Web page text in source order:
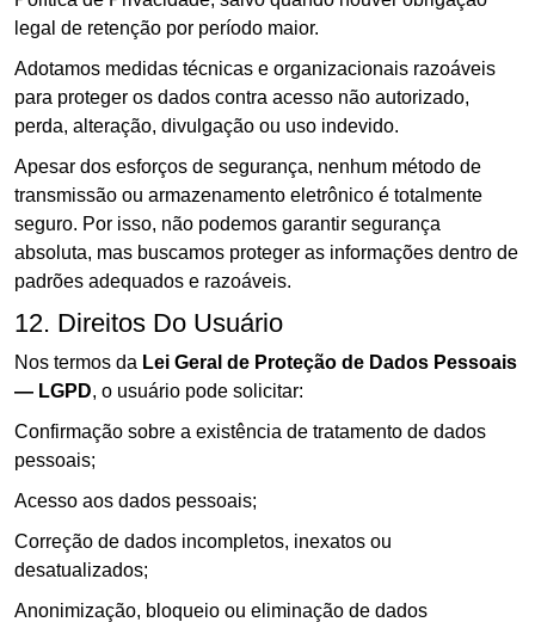
legal de retenção por período maior.
Adotamos medidas técnicas e organizacionais razoáveis
para proteger os dados contra acesso não autorizado,
perda, alteração, divulgação ou uso indevido.
Apesar dos esforços de segurança, nenhum método de
transmissão ou armazenamento eletrônico é totalmente
seguro. Por isso, não podemos garantir segurança
absoluta, mas buscamos proteger as informações dentro de
padrões adequados e razoáveis.
12. Direitos Do Usuário
Nos termos da Lei Geral de Proteção de Dados Pessoais
— LGPD, o usuário pode solicitar:
Confirmação sobre a existência de tratamento de dados
pessoais;
Acesso aos dados pessoais;
Correção de dados incompletos, inexatos ou
desatualizados;
Anonimização, bloqueio ou eliminação de dados